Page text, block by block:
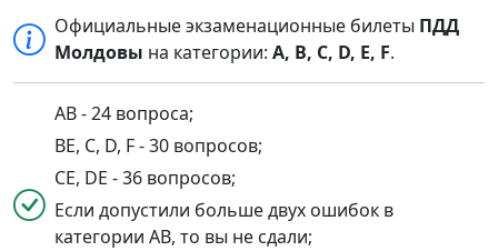
Официальные экзаменационные билеты ПДД
Молдовы на категории:A, B, C, D, E, F.
AB - 24 вопроса;
BE, C, D, F - 30 вопросов;
CE, DE - 36 вопросов;
Если допустили больше двух ошибок в
категории AB, то вы не сдали;